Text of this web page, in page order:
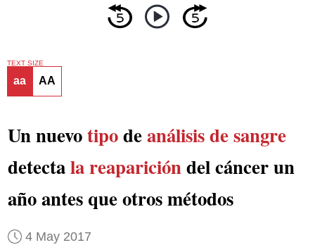
TEXT SIZE
aa AA
Un nuevotipodeanálisis de sangre
detectala reaparicióndel cáncer un
año antes que otros métodos
4 May 2017